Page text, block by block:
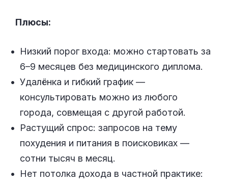
Плюсы:
Низкий порог входа: можно стартовать за
6–9 месяцев без медицинского диплома.
Удалёнка и гибкий график —
консультировать можно из любого
города, совмещая с другой работой.
Растущий спрос: запросов на тему
похудения и питания в поисковиках —
сотни тысяч в месяц.
Нет потолка дохода в частной практике: